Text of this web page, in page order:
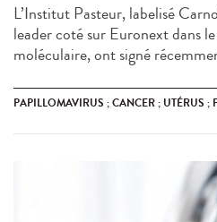
L’Institut Pasteur, labelisé
leader coté sur Euronext dans
moléculaire, ont signé
PAPILLOMAVIRUS ; CANCER ; UTÉRUS ;